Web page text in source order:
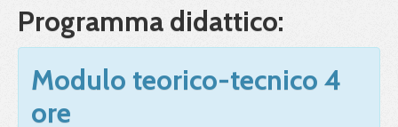
Programma didattico:
Modulo teorico-tecnico 4
ore